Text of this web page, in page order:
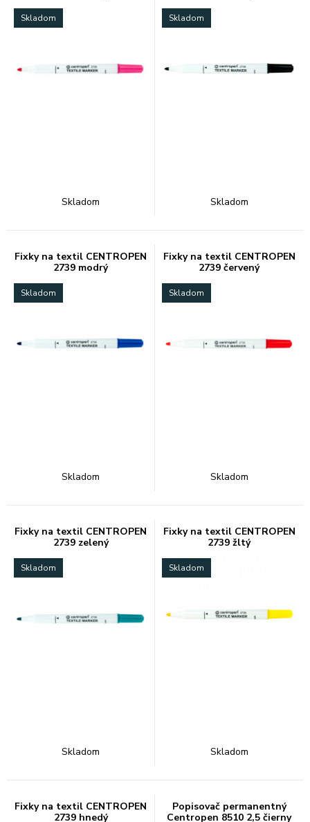
Skladom
Skladom
Skladom
Skladom
Fixky na textil CENTROPEN
2739 modrý
Skladom
Skladom
Fixky na textil CENTROPEN
2739 červený
Skladom
Skladom
Fixky na textil CENTROPEN
2739 zelený
Skladom
Skladom
Fixky na textil CENTROPEN
2739 žltý
Skladom
Skladom
Fixky na textil CENTROPEN
2739 hnedý
Popisovač permanentný
Centropen 8510 2,5 čierny